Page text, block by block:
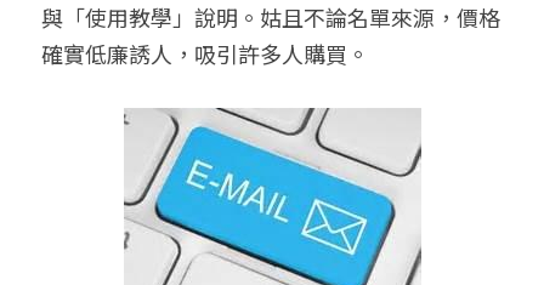
與「使用教學」說明。姑且不論名單來源，價格
確實低廉誘人，吸引許多人購買。